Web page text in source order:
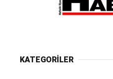
KATEGORİLER